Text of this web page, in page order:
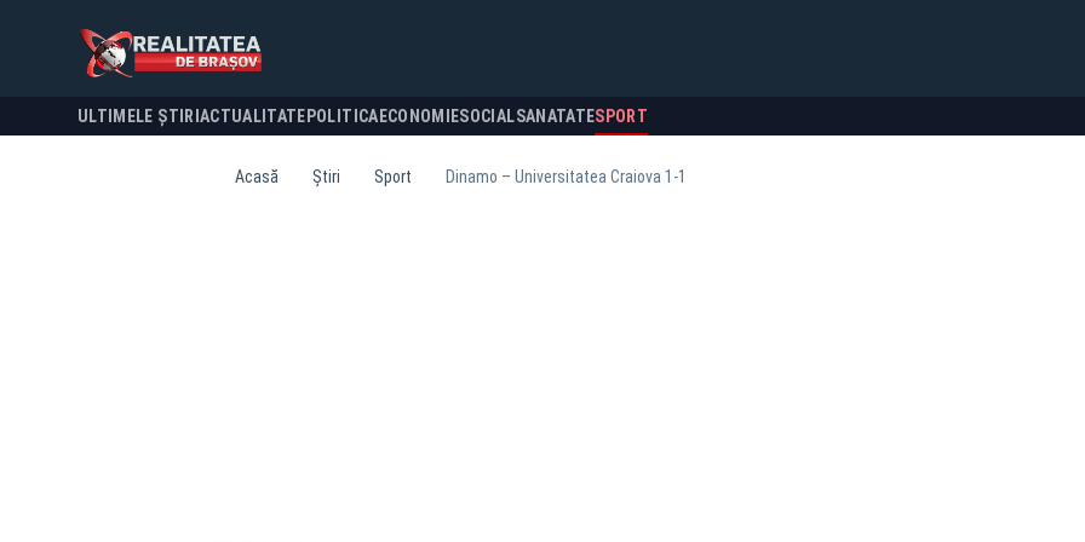
ULTIMELE ȘTIRI ACTUALITATE POLITICA ECONOMIESOCIALSANATATESPORT
Acasă Știri Sport Dinamo – Universitatea Craiova 1-1